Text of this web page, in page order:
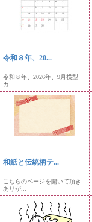
令和８年、20...
令和８年、2026年、9月横型
カ...
和紙と伝統柄テ...
こちらのページを開いて頂き
ありが...